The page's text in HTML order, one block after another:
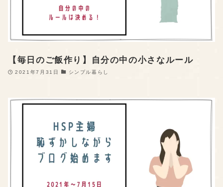
【毎日のご飯作り】自分の中の小さなルール
2021年7月31日 シンプル暮らし